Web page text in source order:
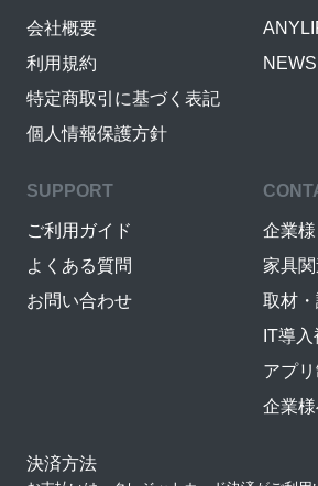
会社概要
利用規約
特定商取引に基づく表記
個人情報保護方針
NEWS
SUPPORT
ご利用ガイド
よくある質問
お問い合わせ
企業
家具
取材
IT導
アプ
企業
決済方法